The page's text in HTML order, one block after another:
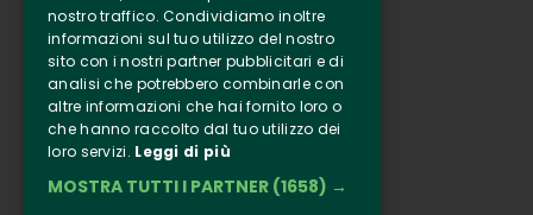
Biglietteria
Clappit
Informazione
Seguici
nostro traffico. Condividiamo inoltre
informazioni sul tuo utilizzo del nostro
sito con i nostri partner pubblicitari e di
analisi che potrebbero combinarle con
altre informazioni che hai fornito loro o
che hanno raccolto dal tuo utilizzo dei
loro servizi. Leggi di più
MOSTRA TUTTI I PARTNER (1658) →